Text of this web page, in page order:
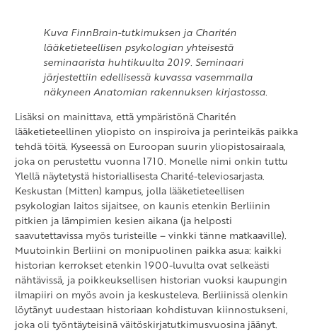
Kuva FinnBrain-tutkimuksen ja Charitén
lääketieteellisen psykologian yhteisestä
seminaarista huhtikuulta 2019. Seminaari
järjestettiin edellisessä kuvassa vasemmalla
näkyneen Anatomian rakennuksen kirjastossa.
Lisäksi on mainittava, että ympäristönä Charitén
lääketieteellinen yliopisto on inspiroiva ja perinteikäs paikka
tehdä töitä. Kyseessä on Euroopan suurin yliopistosairaala,
joka on perustettu vuonna 1710. Monelle nimi onkin tuttu
Ylellä näytetystä historiallisesta Charité-televiosarjasta.
Keskustan (Mitten) kampus, jolla lääketieteellisen
psykologian laitos sijaitsee, on kaunis etenkin Berliinin
pitkien ja lämpimien kesien aikana (ja helposti
saavutettavissa myös turisteille – vinkki tänne matkaaville).
Muutoinkin Berliini on monipuolinen paikka asua: kaikki
historian kerrokset etenkin 1900-luvulta ovat selkeästi
nähtävissä, ja poikkeuksellisen historian vuoksi kaupungin
ilmapiiri on myös avoin ja keskusteleva. Berliinissä olenkin
löytänyt uudestaan historiaan kohdistuvan kiinnostukseni,
joka oli työntäyteisinä väitöskirjatutkimusvuosina jäänyt.